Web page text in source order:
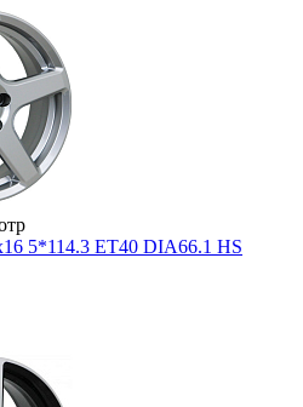
5*114.3 ET40 DIA66.1 HS